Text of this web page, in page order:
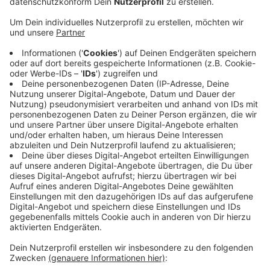
Spendensumme von 6.400 Euro zusammengekommen.
Im Rahmen der Siegesfeier ist dieser Betrag von
einem Siegener Unternehmen auf insgesamt 10.000
Euro aufgerundet worden. Dieser Betrag ist an die
Elterninitiative krebskranker Kinder übergeben worden.
Der 34. Krombacher Freizeit Cup war am 18. und 19.
Januar in den beiden Sporthallen auf dem Siegener
Giersberg ausgetragen worden. 50 Teams waren
angetreten. Organisiert wird der Krombacher Freizeit
Cup von der TM Fußballfreunde Weidenau.